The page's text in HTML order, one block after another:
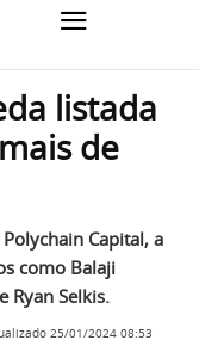
listada
de
Capital, a
como Balaji
Ryan Selkis.
25/01/2024 08:53